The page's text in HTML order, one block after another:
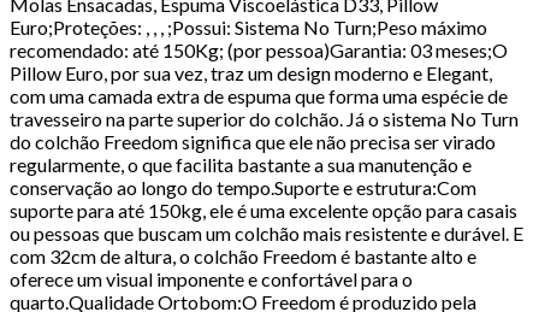
Euro;Proteções: , , , ;Possui: Sistema No Turn;Peso máximo
recomendado: até 150Kg; (por pessoa)Garantia: 03 meses;O
Pillow Euro, por sua vez, traz um design moderno e Elegant,
com uma camada extra de espuma que forma uma espécie de
travesseiro na parte superior do colchão. Já o sistema No Turn
do colchão Freedom significa que ele não precisa ser virado
regularmente, o que facilita bastante a sua manutenção e
conservação ao longo do tempo.Suporte e estrutura:Com
suporte para até 150kg, ele é uma excelente opção para casais
ou pessoas que buscam um colchão mais resistente e durável. E
com 32cm de altura, o colchão Freedom é bastante alto e
oferece um visual imponente e confortável para o
quarto.Qualidade Ortobom:O Freedom é produzido pela